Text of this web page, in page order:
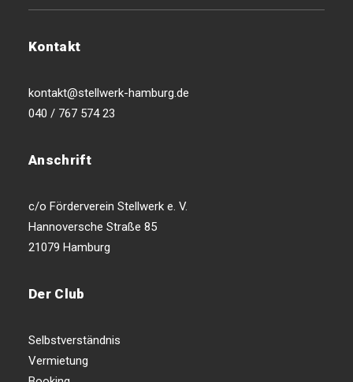
Kontakt
kontakt@stellwerk-hamburg.de
040 / 767 574 23
Anschrift
c/o Förderverein Stellwerk e. V.
Hannoversche Straße 85
21079 Hamburg
Der Club
Selbstverständnis
Vermietung